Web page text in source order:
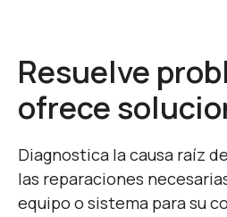
Resuelve
ofrece
Diagnostica la causa raíz
las reparaciones
equipo o sistema para su